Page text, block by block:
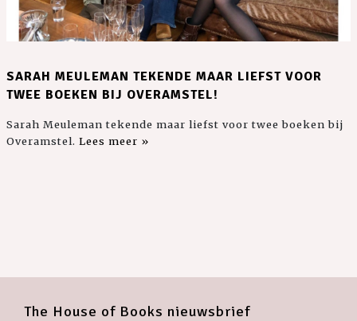
SARAH MEULEMAN TEKENDE MAAR LIEFST VOOR
TWEE BOEKEN BIJ OVERAMSTEL!
Sarah Meuleman tekende maar liefst voor twee boeken bij
Overamstel. Lees meer »
The House of Books nieuwsbrief